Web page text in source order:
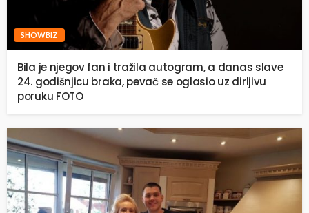
SHOWBIZ
Bila je njegov fan i tražila autogram, a danas slave
24. godišnjicu braka, pevač se oglasio uz dirljivu
poruku FOTO